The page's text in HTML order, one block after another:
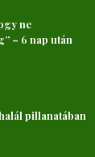
ne
– 6 nap után
pillanatában